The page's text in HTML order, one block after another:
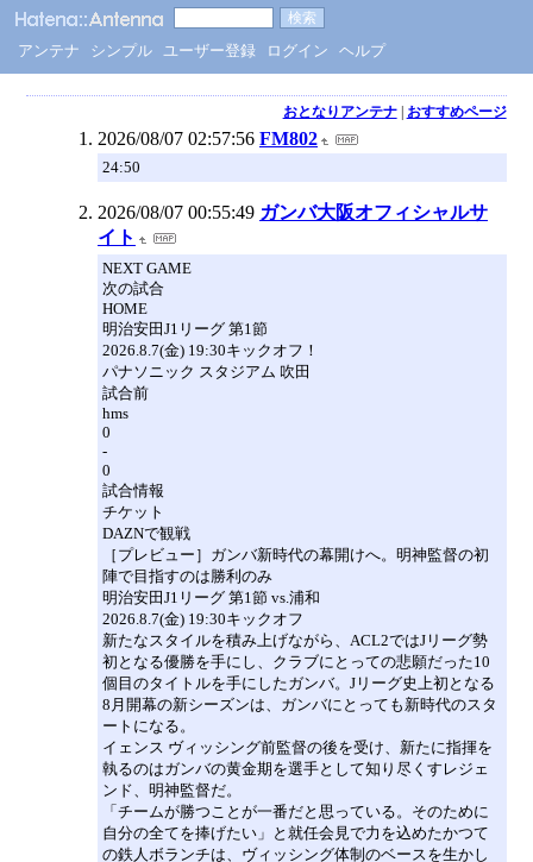
アンテナ シンプル ユーザー登録 ログイン ヘルプ
おとなりアンテナ| おすすめページ
2026/08/07 02:57:56 FM802
24:50
2026/08/07 00:55:49 ガンバ大阪オフィシャルサ
イト
NEXT GAME
次の試合
HOME
明治安田J1リーグ 第1節
2026.8.7(金) 19:30キックオフ！
パナソニック スタジアム 吹田
試合前
hms
0
-
0
試合情報
チケット
DAZNで観戦
［プレビュー］ガンバ新時代の幕開けへ。明神監督の初
陣で目指すのは勝利のみ
明治安田J1リーグ 第1節 vs.浦和
2026.8.7(金) 19:30キックオフ
新たなスタイルを積み上げながら、ACL2ではJリーグ勢
初となる優勝を手にし、クラブにとっての悲願だった10
個目のタイトルを手にしたガンバ。Jリーグ史上初となる
8月開幕の新シーズンは、ガンバにとっても新時代のスタ
ートになる。
イェンス ヴィッシング前監督の後を受け、新たに指揮を
執るのはガンバの黄金期を選手として知り尽くすレジェ
ンド、明神監督だ。
「チームが勝つことが一番だと思っている。そのために
自分の全てを捧げたい」と就任会見で力を込めたかつて
の鉄人ボランチは、ヴィッシング体制のベースを生かし